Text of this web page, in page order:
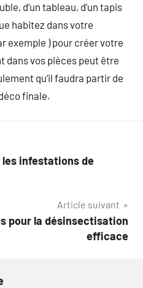
d’un tableau, d’un tapis
habitez dans votre
exemple ) pour créer votre
dans vos pièces peut être
qu’il faudra partir de
finale.
infestations de
Article suivant
pour la désinsectisation
efficace